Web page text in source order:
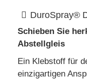
DuroSpray®
Schieben Sie
Abstellgleis
Ein Klebstoff für
einzigartigen